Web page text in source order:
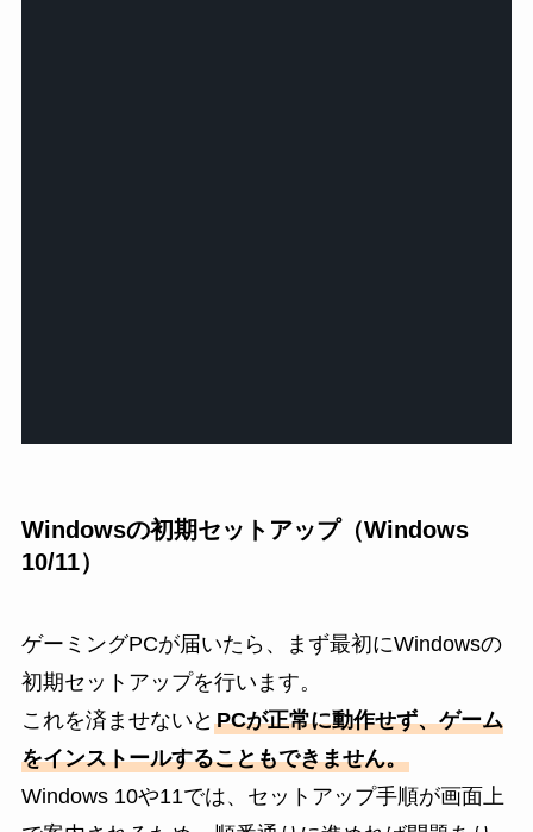
Windowsの初期セットアップ（Windows
10/11）
ゲーミングPCが届いたら、まず最初にWindowsの
初期セットアップを行います。
これを済ませないと PCが正常に動作せず、ゲーム
をインストールすることもできません。
Windows 10や11では、セットアップ手順が画面上